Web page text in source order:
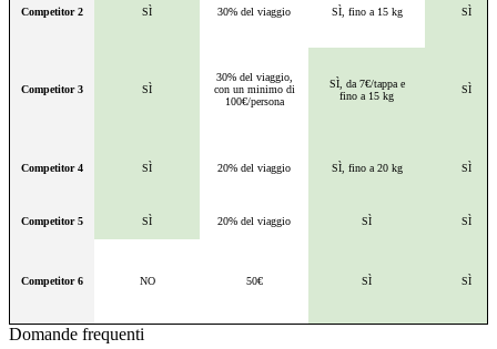
Competitor 2 SÌ 30% del viaggio SÌ, fino a 15 kg SÌ
Competitor 3 SÌ
30% del viaggio,
con un minimo di
100€/persona
SÌ, da 7€/tappa e
fino a 15 kg
SÌ
Competitor 4 SÌ 20% del viaggio SÌ, fino a 20 kg SÌ
Competitor 5 SÌ 20% del viaggio SÌ SÌ
Competitor 6 NO 50€ SÌ SÌ
Domande frequenti